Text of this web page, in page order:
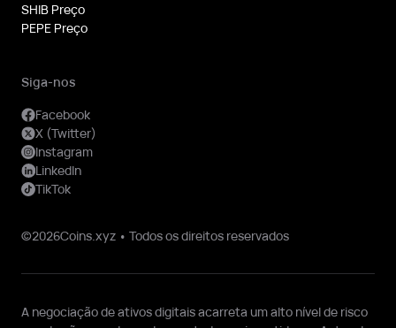
SHIB Preço
PEPE Preço
©2026Coins.xyz • Todos os direitos reservados
Siga-nos
Facebook
X (Twitter)
Instagram
LinkedIn
TikTok
A negociação de ativos digitais acarreta um alto nível de risco